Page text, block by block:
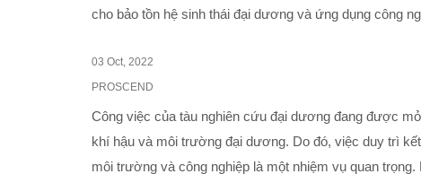
cho bảo tồn hệ sinh thái đại dương và ứng dụng công
03 Oct, 2022
PROSCEND
Công việc của tàu nghiên cứu đại dương đang được
khí hậu và môi trường đại dương. Do đó, việc duy trì
môi trường và công nghiệp là một nhiệm vụ quan